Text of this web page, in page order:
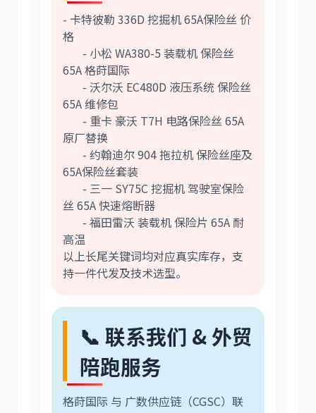
- 卡特彼勒 336D 挖掘机 65A保险丝 价
格
- 小松 WA380-5 装载机 保险丝
65A 格莳国际
- 沃尔沃 EC480D 液压系统 保险丝
65A 维修包
- 重卡 豪沃 T7H 电路保险丝 65A
原厂替换
- 约翰迪尔 904 拖拉机 保险丝座及
65A保险丝套装
- 三一 SY75C 挖掘机 驾驶室保险
丝 65A 快速熔断器
- 福田雷沃 装载机 保险片 65A 耐
高温
以上长尾关键词均对应真实库存，支
持一件代发及技术选型。
📞 联系我们 & 外贸
陪跑服务
格莳国际 与 广数供应链（CGSC）联